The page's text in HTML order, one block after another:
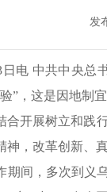
发
日电 中共中央总
”，这是因地制
合开展树立和践
神，改革创新、
期间，多次到义